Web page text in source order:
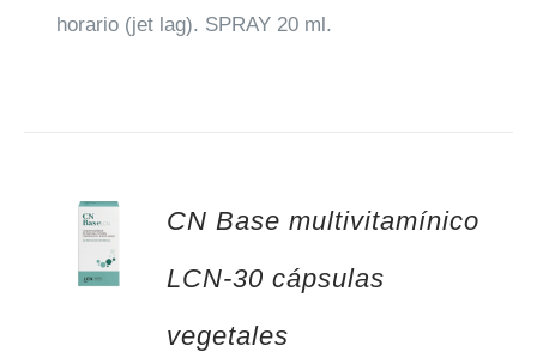
horario (jet lag). SPRAY 20 ml.
CN Base multivitamínico
LCN-30 cápsulas
vegetales